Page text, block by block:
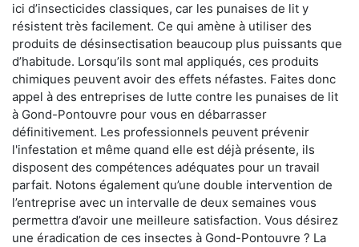
ici d’insecticides classiques, car les punaises de lit y
résistent très facilement. Ce qui amène à utiliser des
produits de désinsectisation beaucoup plus puissants que
d’habitude. Lorsqu’ils sont mal appliqués, ces produits
chimiques peuvent avoir des effets néfastes. Faites donc
appel à des entreprises de lutte contre les punaises de lit
à Gond-Pontouvre pour vous en débarrasser
définitivement. Les professionnels peuvent prévenir
l'infestation et même quand elle est déjà présente, ils
disposent des compétences adéquates pour un travail
parfait. Notons également qu’une double intervention de
l’entreprise avec un intervalle de deux semaines vous
permettra d’avoir une meilleure satisfaction. Vous désirez
une éradication de ces insectes à Gond-Pontouvre ? La